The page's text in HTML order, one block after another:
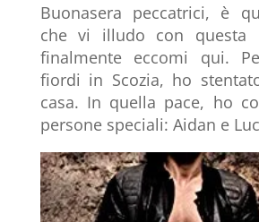
Buonasera peccatrici, è
che vi illudo con questa
finalmente eccomi qui.
fiordi in Scozia, ho
casa. In quella pace, ho
persone speciali: Aidan e